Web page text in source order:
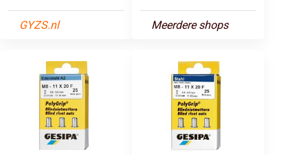
GYZS.nl Meerdere shops